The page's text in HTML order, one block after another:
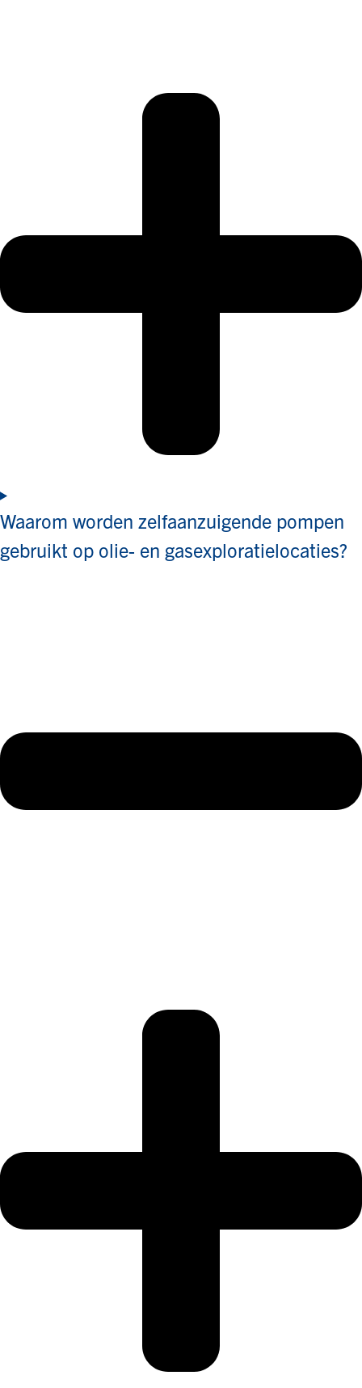
Waarom worden zelfaanzuigende pompen
gebruikt op olie- en gasexploratielocaties?